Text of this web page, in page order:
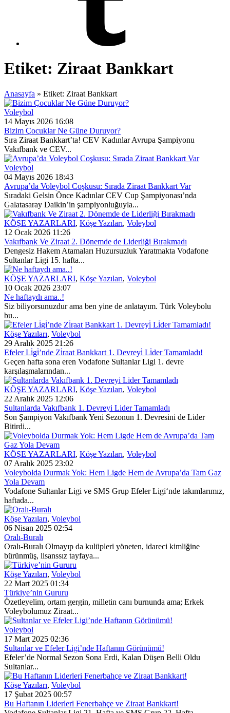
Etiket: Ziraat Bankkart
Anasayfa » Etiket: Ziraat Bankkart
Voleybol
14 Mayıs 2026 16:08
Bizim Çocuklar Ne Güne Duruyor?
Sıra Ziraat Bankkart’ta! CEV Kadınlar Avrupa Şampiyonu
Vakıfbank ve CEV...
Voleybol
04 Mayıs 2026 18:43
Avrupa’da Voleybol Coşkusu: Sırada Ziraat Bankkart Var
Sıradaki Gelsin Önce Kadınlar CEV Cup Şampiyonası’nda
Galatasaray Daikin’in şampiyonluğuyla...
KÖŞE YAZARLARI, Köşe Yazıları, Voleybol
12 Ocak 2026 11:26
Vakıfbank Ve Ziraat 2. Dönemde de Liderliği Bırakmadı
Dengesiz Hakem Atamaları Huzursuzluk Yaratmakta Vodafone
Sultanlar Ligi 15. hafta...
KÖŞE YAZARLARI, Köşe Yazıları, Voleybol
10 Ocak 2026 23:07
Ne haftaydı ama..!
Siz biliyorsunuzdur ama ben yine de anlatayım. Türk Voleybolu
bu...
Köşe Yazıları, Voleybol
29 Aralık 2025 21:26
Efeler Li̇gi̇’nde Zi̇raat Bankkart 1. Devreyi̇ Li̇der Tamamladı!
Geçen hafta sona eren Vodafone Sultanlar Ligi 1. devre
karşılaşmalarından...
KÖŞE YAZARLARI, Köşe Yazıları, Voleybol
22 Aralık 2025 12:06
Sultanlarda Vakıfbank 1. Devreyi Lider Tamamladı
Son Şampiyon Vakıfbank Yeni Sezonun 1. Devresini de Lider
Bitirdi...
KÖŞE YAZARLARI, Köşe Yazıları, Voleybol
07 Aralık 2025 23:02
Voleybolda Durmak Yok: Hem Ligde Hem de Avrupa’da Tam Gaz
Yola Devam
Vodafone Sultanlar Ligi ve SMS Grup Efeler Ligi‘nde takımlarımız,
haftada...
Köşe Yazıları, Voleybol
06 Nisan 2025 02:54
Oralı-Buralı
Oralı-Buralı Olmayıp da kulüpleri yöneten, idareci kimliğine
bürünmüş, lisanssız tayfaya...
Köşe Yazıları, Voleybol
22 Mart 2025 01:34
Türkiye’nin Gururu
Özetleyelim, ortam gergin, milletin canı burnunda ama; Erkek
Voleybolumuz Ziraat...
Voleybol
17 Mart 2025 02:36
Sultanlar ve Efeler Ligi’nde Haftanın Görünümü!
Efeler’de Normal Sezon Sona Erdi, Kalan Düşen Belli Oldu
Sultanlar...
Köşe Yazıları, Voleybol
17 Şubat 2025 00:57
Bu Haftanın Liderleri Fenerbahçe ve Ziraat Bankkart!